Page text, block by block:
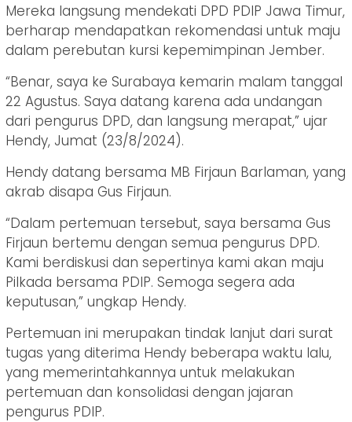
Mereka langsung mendekati DPD PDIP Jawa Timur,
berharap mendapatkan rekomendasi untuk maju
dalam perebutan kursi kepemimpinan Jember.
“Benar, saya ke Surabaya kemarin malam tanggal
22 Agustus. Saya datang karena ada undangan
dari pengurus DPD, dan langsung merapat,” ujar
Hendy, Jumat (23/8/2024).
Hendy datang bersama MB Firjaun Barlaman, yang
akrab disapa Gus Firjaun.
“Dalam pertemuan tersebut, saya bersama Gus
Firjaun bertemu dengan semua pengurus DPD.
Kami berdiskusi dan sepertinya kami akan maju
Pilkada bersama PDIP. Semoga segera ada
keputusan,” ungkap Hendy.
Pertemuan ini merupakan tindak lanjut dari surat
tugas yang diterima Hendy beberapa waktu lalu,
yang memerintahkannya untuk melakukan
pertemuan dan konsolidasi dengan jajaran
pengurus PDIP.